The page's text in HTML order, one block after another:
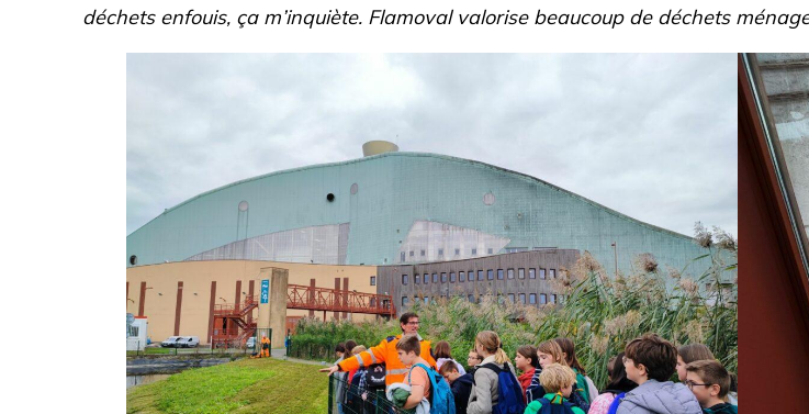
déchets enfouis, ça m’inquiète. Flamoval valorise beaucoup de déchets